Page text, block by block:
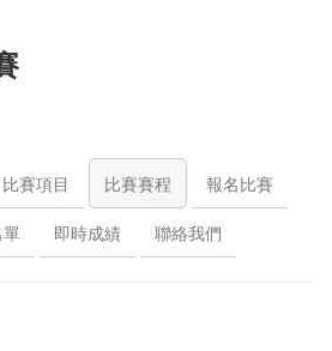
比賽項目 比賽賽程 報名比賽
即時成績 聯絡我們